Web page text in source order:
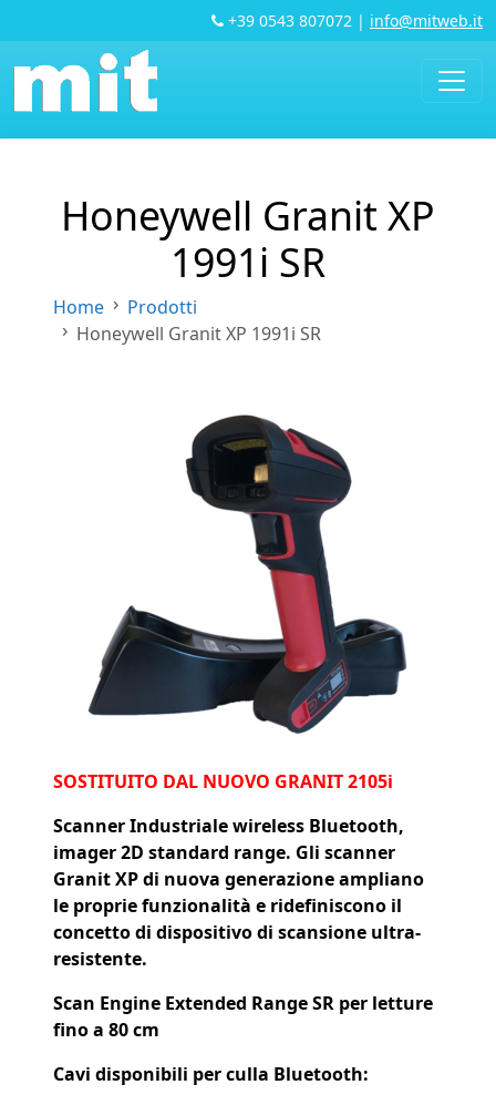
+39 0543 807072 | info@mitweb.it
Honeywell Granit XP
1991i SR
Home
Prodotti
Honeywell Granit XP 1991i SR
SOSTITUITO DAL NUOVO GRANIT 2105i
Scanner Industriale wireless Bluetooth,
imager 2D standard range. Gli scanner
Granit XP di nuova generazione ampliano
le proprie funzionalità e ridefiniscono il
concetto di dispositivo di scansione ultra-
resistente.
Scan Engine Extended Range SR per letture
fino a 80 cm
Cavi disponibili per culla Bluetooth: